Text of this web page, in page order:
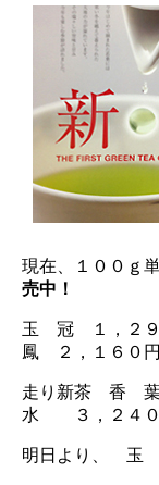
現在、１００ｇ
売中！
玉 冠 １，
鳳 ２，１６
走り新茶 香
水 ３，２４０
明日より、 玉